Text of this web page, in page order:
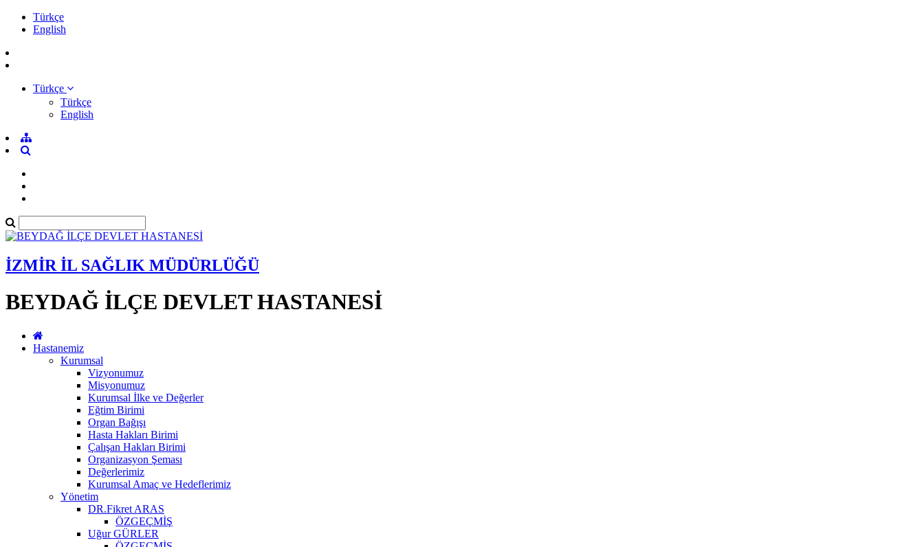
Türkçe
English
Türkçe
Türkçe
English
İZMİR İL SAĞLIK MÜDÜRLÜĞÜ
BEYDAĞ İLÇE DEVLET HASTANESİ
Hastanemiz
Kurumsal
Vizyonumuz
Misyonumuz
Kurumsal İlke ve Değerler
Eğtim Birimi
Organ Bağışı
Hasta Hakları Birimi
Çalışan Hakları Birimi
Organizasyon Şeması
Değerlerimiz
Kurumsal Amaç ve Hedeflerimiz
Yönetim
DR.Fikret ARAS
ÖZGEÇMİŞ
Uğur GÜRLER